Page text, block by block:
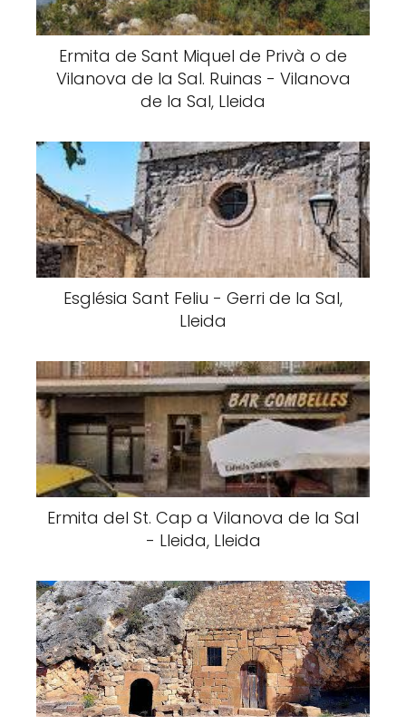
Ermita de Sant Miquel de Privà o de
Vilanova de la Sal. Ruinas - Vilanova
de la Sal, Lleida
Església Sant Feliu - Gerri de la Sal,
Lleida
Ermita del St. Cap a Vilanova de la Sal
- Lleida, Lleida